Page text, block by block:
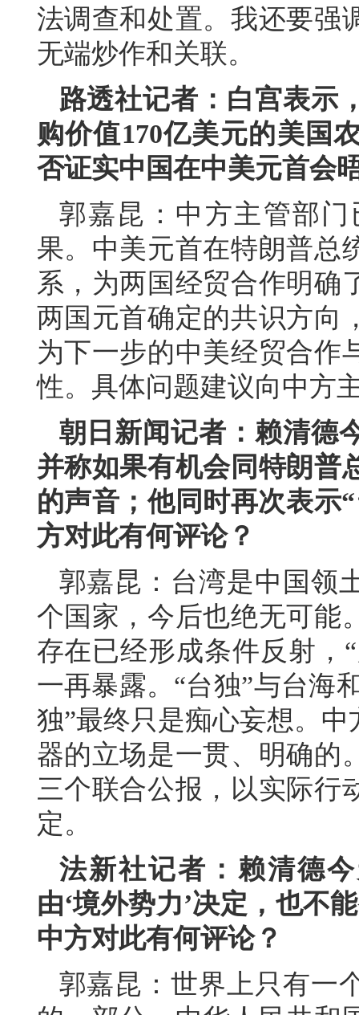
法调查和处置。我还要强
无端炒作和关联。
路透社记者：白宫表示
购价值170亿美元的美国
否证实中国在中美元首会
郭嘉昆：中方主管部
果。中美元首在特朗普总
系，为两国经贸合作明确
两国元首确定的共识方向
为下一步的中美经贸合作
性。具体问题建议向中方
朝日新闻记者：赖清德
并称如果有机会同特朗普
的声音；他同时再次表示
方对此有何评论？
郭嘉昆：台湾是中国领
个国家，今后也绝无可能
存在已经形成条件反射，
一再暴露。“台独”与台海
独”最终只是痴心妄想。
器的立场是一贯、明确的
三个联合公报，以实际行
定。
法新社记者：赖清德
由‘境外势力’决定，也不
中方对此有何评论？
郭嘉昆：世界上只有一